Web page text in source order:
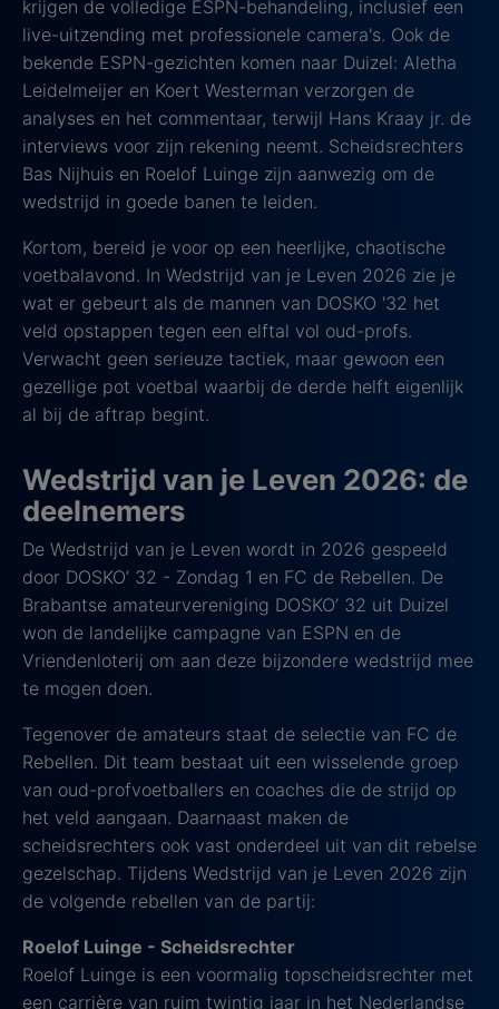
krijgen de volledige ESPN-behandeling, inclusief een
live-uitzending met professionele camera's. Ook de
bekende ESPN-gezichten komen naar Duizel: Aletha
Leidelmeijer en Koert Westerman verzorgen de
analyses en het commentaar, terwijl Hans Kraay jr. de
interviews voor zijn rekening neemt. Scheidsrechters
Bas Nijhuis en Roelof Luinge zijn aanwezig om de
wedstrijd in goede banen te leiden.
Kortom, bereid je voor op een heerlijke, chaotische
voetbalavond. In Wedstrijd van je Leven 2026 zie je
wat er gebeurt als de mannen van DOSKO '32 het
veld opstappen tegen een elftal vol oud-profs.
Verwacht geen serieuze tactiek, maar gewoon een
gezellige pot voetbal waarbij de derde helft eigenlijk
al bij de aftrap begint.
Wedstrijd van je Leven 2026: de
deelnemers
De Wedstrijd van je Leven wordt in 2026 gespeeld
door DOSKO’ 32 - Zondag 1 en FC de Rebellen. De
Brabantse amateurvereniging DOSKO’ 32 uit Duizel
won de landelijke campagne van ESPN en de
Vriendenloterij om aan deze bijzondere wedstrijd mee
te mogen doen.
Tegenover de amateurs staat de selectie van FC de
Rebellen. Dit team bestaat uit een wisselende groep
van oud-profvoetballers en coaches die de strijd op
het veld aangaan. Daarnaast maken de
scheidsrechters ook vast onderdeel uit van dit rebelse
gezelschap. Tijdens Wedstrijd van je Leven 2026 zijn
de volgende rebellen van de partij:
Roelof Luinge - Scheidsrechter
Roelof Luinge is een voormalig topscheidsrechter met
een carrière van ruim twintig jaar in het Nederlandse